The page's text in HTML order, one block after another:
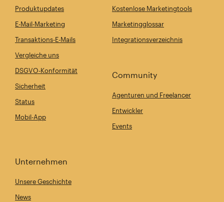
Produktupdates
E-Mail-Marketing
Transaktions-E-Mails
Vergleiche uns
DSGVO-Konformität
Sicherheit
Status
Mobil-App
Kostenlose Marketingtools
Marketingglossar
Integrationsverzeichnis
Community
Agenturen und Freelancer
Entwickler
Events
Unternehmen
Unsere Geschichte
News